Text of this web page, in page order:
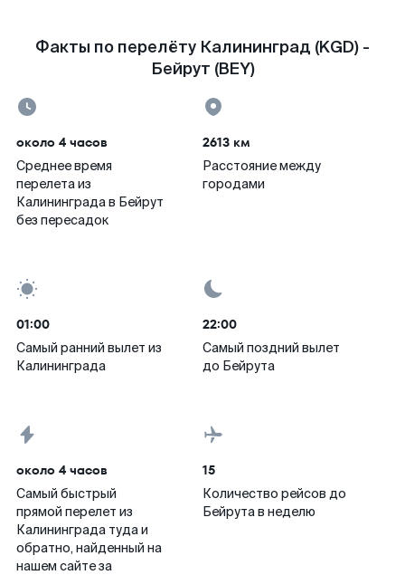
Факты по перелёту Калининград (KGD) -
Бейрут (BEY)
около 4 часов
Среднее время
перелета из
Калининграда в Бейрут
без пересадок
2613 км
Расстояние между
городами
01:00
Самый ранний вылет из
Калининграда
22:00
Самый поздний вылет
до Бейрута
около 4 часов
Самый быстрый
прямой перелет из
Калининграда туда и
обратно, найденный на
нашем сайте за
15
Количество рейсов до
Бейрута в неделю